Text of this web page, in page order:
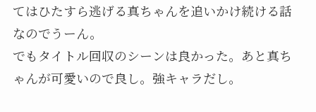
てはひたすら逃げる真ちゃんを追いかけ続ける話
なのでうーん。
でもタイトル回収のシーンは良かった。あと真ち
ゃんが可愛いので良し。強キャラだし。